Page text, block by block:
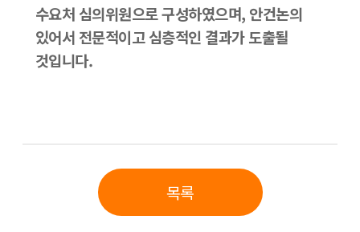
수요처 심의위원으로 구성하였으며, 안건논의
있어서 전문적이고 심층적인 결과가 도출될
것입니다.
목록